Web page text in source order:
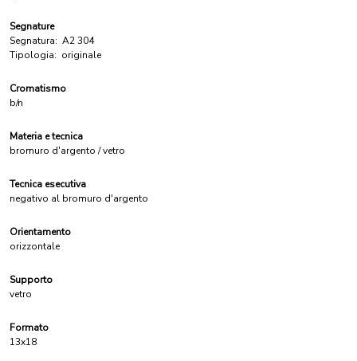
Segnature
Segnatura: A2 304
Tipologia: originale
Cromatismo
b/n
Materia e tecnica
bromuro d'argento / vetro
Tecnica esecutiva
negativo al bromuro d'argento
Orientamento
orizzontale
Supporto
vetro
Formato
13x18